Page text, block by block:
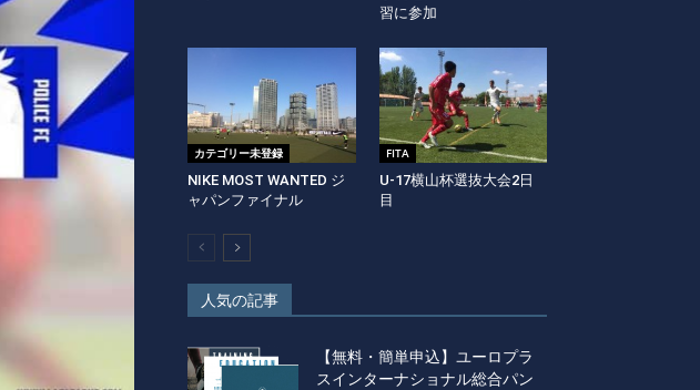
習に参加
カテゴリー未登録
NIKE MOST WANTED ジ
ャパンファイナル
FITA
U-17横山杯選抜大会2日
目
人気の記事
【無料・簡単申込】ユーロプラ
スインターナショナル総合パン